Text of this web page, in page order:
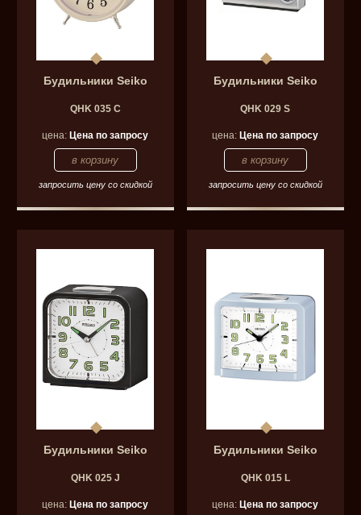
Будильники Seiko
QHK 035 C
цена:Цена по запросу
запросить цену со скидкой
Будильники Seiko
QHK 029 S
цена:Цена по запросу
запросить цену со скидкой
Будильники Seiko
QHK 025 J
цена:Цена по запросу
Будильники Seiko
QHK 015 L
цена:Цена по запросу